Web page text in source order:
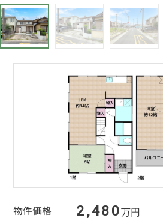
物件価格 2,480万円